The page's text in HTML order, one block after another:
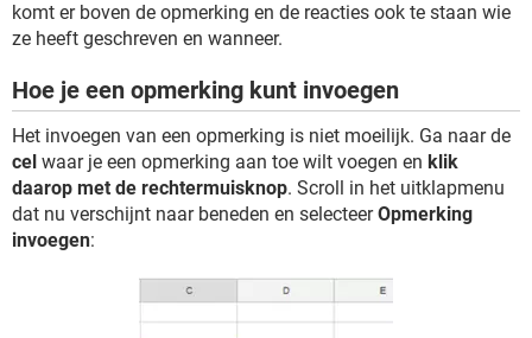
komt er boven de opmerking en de reacties ook te staan wie
ze heeft geschreven en wanneer.
Hoe je een opmerking kunt invoegen
Het invoegen van een opmerking is niet moeilijk. Ga naar de
cel waar je een opmerking aan toe wilt voegen en klik
daarop met de rechtermuisknop. Scroll in het uitklapmenu
dat nu verschijnt naar beneden en selecteerOpmerking
invoegen: